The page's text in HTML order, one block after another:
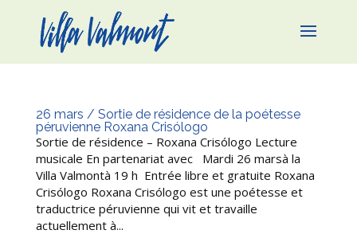
26 mars / Sortie de résidence de la poétesse
péruvienne Roxana Crisólogo
Sortie de résidence – Roxana Crisólogo Lecture
musicale En partenariat avec Mardi 26 marsà la
Villa Valmontà 19 h Entrée libre et gratuite Roxana
Crisólogo Roxana Crisólogo est une poétesse et
traductrice péruvienne qui vit et travaille
actuellement à...